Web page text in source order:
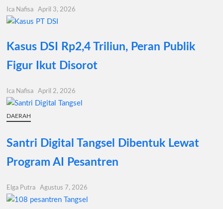
Ica Nafisa April 3, 2026
Kasus DSI Rp2,4 Triliun, Peran Publik
Figur Ikut Disorot
Ica Nafisa April 2, 2026
DAERAH
Santri Digital Tangsel Dibentuk Lewat
Program AI Pesantren
Elga Putra Agustus 7, 2026